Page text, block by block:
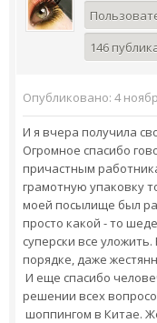
146
Опубликовано: 4
И я вчера получила
Огромное спасибо
причастным
грамотную упаковку
моей посылище был
просто какой - то
суперски все
порядке, даже
И еще спасибо
решении всех
шоппингом в Китае.